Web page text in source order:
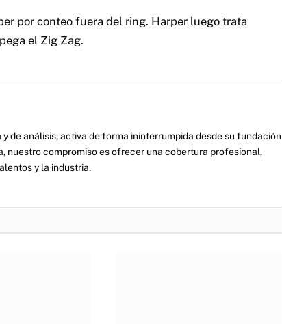
por conteo fuera del ring. Harper luego trata
el Zig Zag.
de análisis, activa de forma ininterrumpida desde su fundación
nuestro compromiso es ofrecer una cobertura profesional,
y la industria.